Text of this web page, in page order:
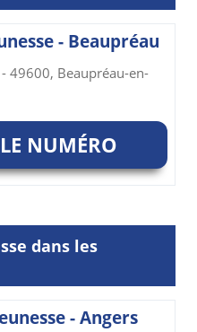
- Beaupréau
49600, Beaupréau-en-
NUMÉRO
dans les
- Angers